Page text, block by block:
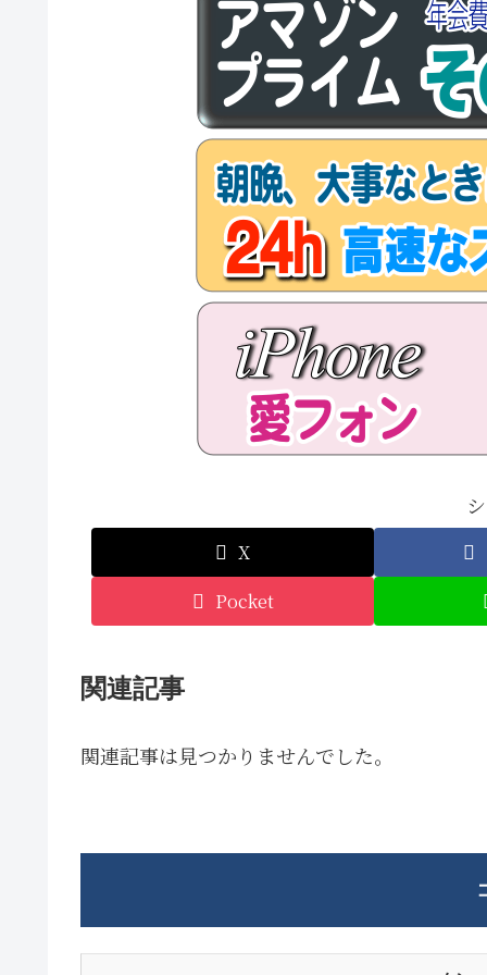
X
Pocket
関連記事
関連記事は見つかりませんでした。